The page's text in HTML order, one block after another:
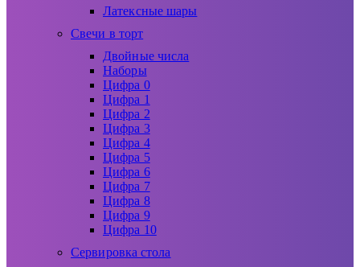
Латексные шары
Свечи в торт
Двойные числа
Наборы
Цифра 0
Цифра 1
Цифра 2
Цифра 3
Цифра 4
Цифра 5
Цифра 6
Цифра 7
Цифра 8
Цифра 9
Цифра 10
Сервировка стола